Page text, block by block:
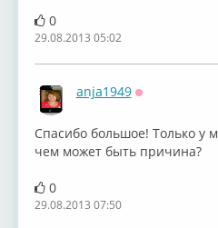
0
29.08.2013 05:02
anja1949
Спасибо большое! Только у
чем может быть причина?
0
29.08.2013 07:50